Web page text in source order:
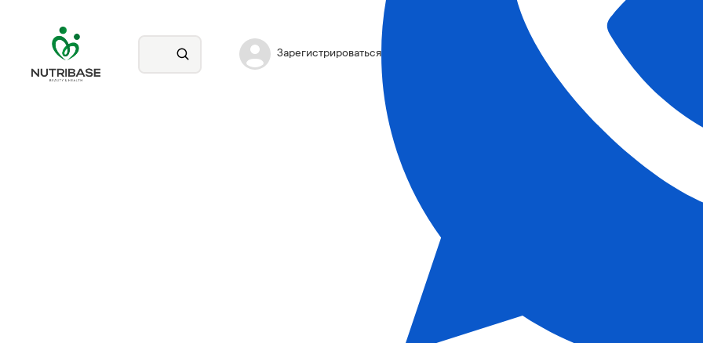
Зарегистрироваться